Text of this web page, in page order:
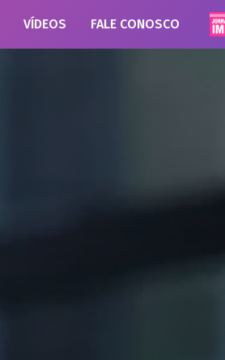
VÍDEOS FALE CONOSCO